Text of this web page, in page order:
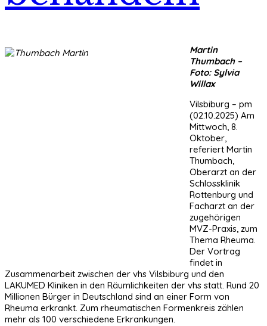
Martin
Thumbach –
Foto: Sylvia
Willax
Vilsbiburg – pm
(02.10.2025) Am
Mittwoch, 8.
Oktober,
referiert Martin
Thumbach,
Oberarzt an der
Schlossklinik
Rottenburg und
Facharzt an der
zugehörigen
MVZ-Praxis, zum
Thema Rheuma.
Der Vortrag
findet in
Zusammenarbeit zwischen der vhs Vilsbiburg und den
LAKUMED Kliniken in den Räumlichkeiten der vhs statt. Rund 20
Millionen Bürger in Deutschland sind an einer Form von
Rheuma erkrankt. Zum rheumatischen Formenkreis zählen
mehr als 100 verschiedene Erkrankungen.